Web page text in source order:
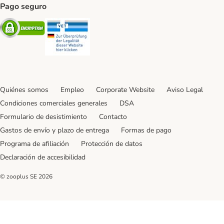
Pago seguro
Security
Quiénes somos Empleo Corporate Website
Aviso Legal
Condiciones comerciales generales
DSA
Formulario de desistimiento
Contacto
Gastos de envío y plazo de entrega
Formas de pago
Programa de afiliación
Protección de datos
Declaración de accesibilidad
© zooplus SE 2026